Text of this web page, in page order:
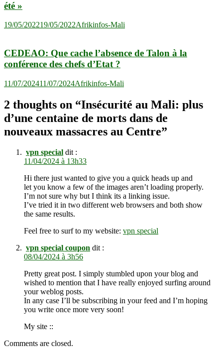
été »
19/05/202219/05/2022Afrikinfos-Mali
CEDEAO: Que cache l’absence de Talon à la
conférence des chefs d’Etat ?
11/07/202411/07/2024Afrikinfos-Mali
2 thoughts on “Insécurité au Mali: plus
d’une centaine de morts dans de
nouveaux massacres au Centre”
vpn special dit :
11/04/2024 à 13h33
Hi there just wanted to give you a quick heads up and
let you know a few of the images aren’t loading properly.
I’m not sure why but I think its a linking issue.
I’ve tried it in two different web browsers and both show
the same results.
Feel free to surf to my website: vpn special
vpn special coupon dit :
08/04/2024 à 3h56
Pretty great post. I simply stumbled upon your blog and
wished to mention that I have really enjoyed surfing around
your weblog posts.
In any case I’ll be subscribing in your feed and I’m hoping
you write once more very soon!
My site ::
Comments are closed.